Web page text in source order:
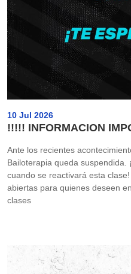
10 Jul 2026
!!!!! INFORMACION
Ante los recientes
Bailoterapia queda suspendida.
cuando se reactivará esta
abiertas para quienes deseen
clases